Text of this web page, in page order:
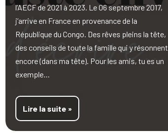
l’AECF de 2021 à 2023. Le 06 septembre 2017,
j’arrive en France en provenance de la
République du Congo. Des rêves pleins la tête,
des conseils de toute la famille qui y résonnent
encore (dans ma tête). Pour les amis, tu es un
exemple…
Lire la suite »